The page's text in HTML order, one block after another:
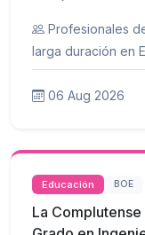
Profesionales
larga duración en
06 Aug 2026
Educación BOE
La